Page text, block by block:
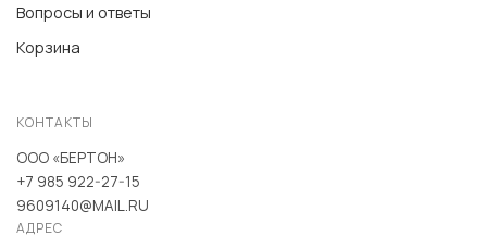
Вопросы и ответы
Корзина
КОНТАКТЫ
ООО «БЕРТОН»
+7 985 922-27-15
9609140@MAIL.RU
АДРЕС